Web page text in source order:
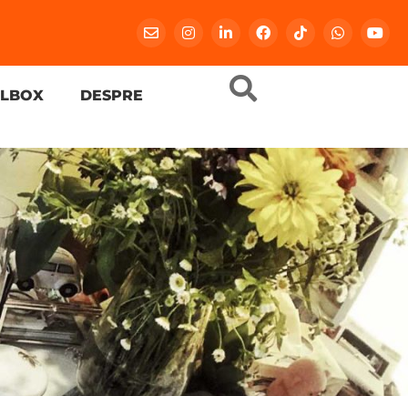
DESPRE